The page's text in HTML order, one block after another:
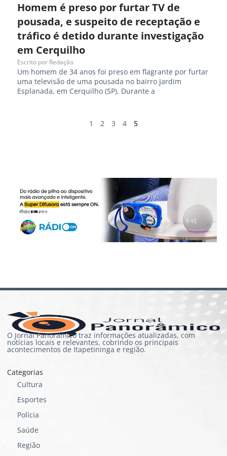
Homem é preso por furtar TV de
pousada, e suspeito de receptação e
tráfico é detido durante investigação
em Cerquilho
Escrito por Redação
Um homem de 34 anos foi preso em flagrante por furtar
uma televisão de uma pousada no bairro Jardim
Esplanada, em Cerquilho (SP). Durante a
1 2 3 4 5
O Jornal Panorâmico traz informações atualizadas, com
notícias locais e relevantes, cobrindo os principais
acontecimentos de Itapetininga e região.
Categorias
Cultura
Esportes
Polícia
Saúde
Região